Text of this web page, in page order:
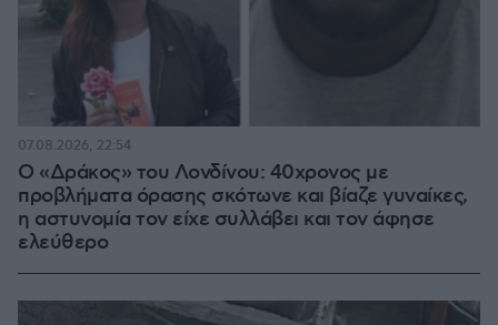
Ο «Δράκος» του Λονδίνου: 40χρονος με
προβλήματα όρασης σκότωνε και βίαζε γυναίκες,
η αστυνομία τον είχε συλλάβει και τον άφησε
ελεύθερο
07.08.2026, 22:54